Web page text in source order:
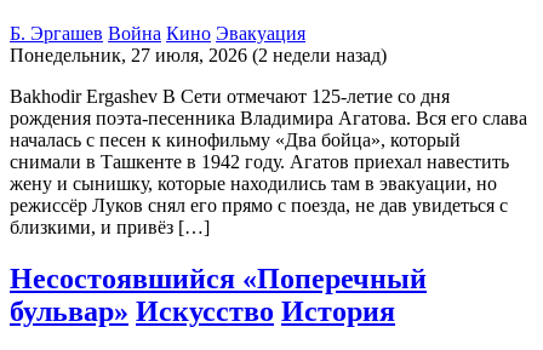
Б. Эргашев Война Кино Эвакуация
Понедельник, 27 июля, 2026 (2 недели назад)
Bakhodir Ergashev В Сети отмечают 125-летие со дня
рождения поэта-песенника Владимира Агатова. Вся его слава
началась с песен к кинофильму «Два бойца», который
снимали в Ташкенте в 1942 году. Агатов приехал навестить
жену и сынишку, которые находились там в эвакуации, но
режиссёр Луков снял его прямо с поезда, не дав увидеться с
близкими, и привёз […]
Несостоявшийся «Поперечный
бульвар» Искусство История